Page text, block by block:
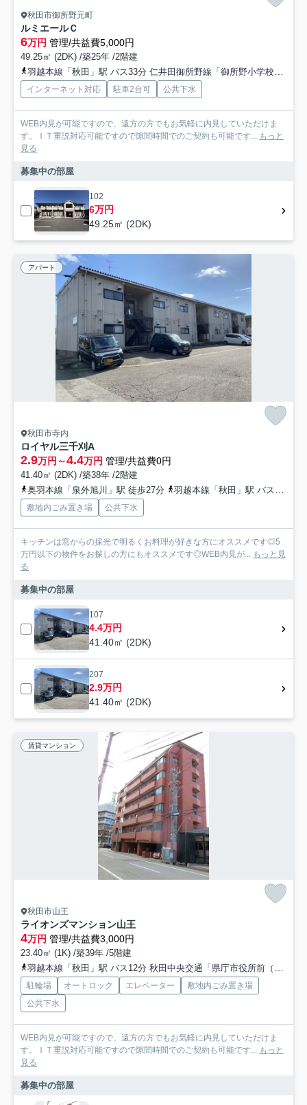
秋田市御所野元町
ルミエールＣ
6万円 管理/共益費5,000円
49.25㎡ (2DK) /築25年 /2階建
羽越本線「秋田」駅 バス33分 仁井田御所野線「御所野小学校入口」 停歩7分
インターネット対応 駐車2台可 公共下水
WEB内見が可能ですので、遠方の方でもお気軽に内見していただけま
す。ＩＴ重説対応可能ですので隙間時間でのご契約も可能です... もっと
見る
募集中の部屋
102
6万円
49.25㎡ (2DK)
アパート
秋田市寺内
ロイヤル三千刈A
2.9万円～4.4万円 管理/共益費0円
41.40㎡ (2DK) /築38年 /2階建
奥羽本線「泉外旭川」駅 徒歩27分
羽越本線「秋田」駅 バス19分 新国道土崎線「高野一区」 停歩3分
敷地内ごみ置き場 公共下水
キッチンは窓からの採光で明るくお料理が好きな方にオススメです◎5
万円以下の物件をお探しの方にもオススメです◎WEB内見が... もっと見
る
募集中の部屋
107
4.4万円
41.40㎡ (2DK)
207
2.9万円
41.40㎡ (2DK)
賃貸マンション
秋田市山王
ライオンズマンション山王
4万円 管理/共益費3,000円
23.40㎡ (1K) /築39年 /5階建
羽越本線「秋田」駅 バス12分 秋田中央交通「県庁市役所前（秋田県）」 停歩3分
駐輪場 オートロック エレベーター
敷地内ごみ置き場
公共下水
WEB内見が可能ですので、遠方の方でもお気軽に内見していただけま
す。ＩＴ重説対応可能ですので隙間時間でのご契約も可能です... もっと
見る
募集中の部屋